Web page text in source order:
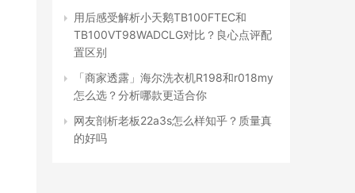
用后感受解析小天鹅TB100FTEC和
TB100VT98WADCLG对比？良心点评配
置区别
「商家透露」海尔洗衣机R198和r018my
怎么选？分析哪款更适合你
网友剖析老板22a3s怎么样知乎？质量真
的好吗